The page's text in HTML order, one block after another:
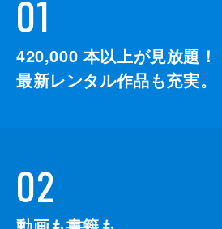
01
420,000 本以上が見放題！
最新レンタル作品も充実。
02